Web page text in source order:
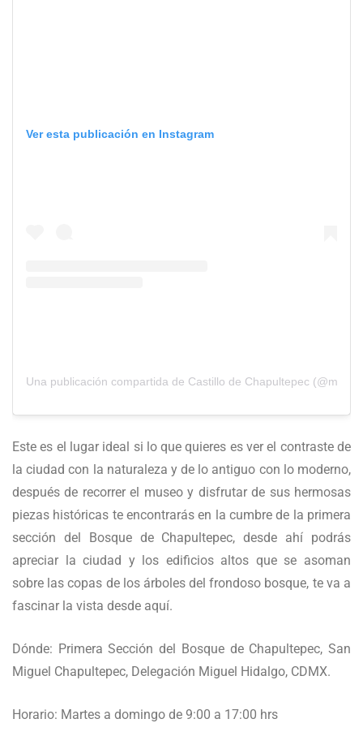
Ver esta publicación en Instagram
Una publicación compartida de Castillo de Chapultepec
Este es el lugar ideal si lo que quieres es ver el contraste de
la ciudad con la naturaleza y de lo antiguo con lo moderno,
después de recorrer el museo y disfrutar de sus hermosas
piezas históricas te encontrarás en la cumbre de la primera
sección del Bosque de Chapultepec, desde ahí podrás
apreciar la ciudad y los edificios altos que se asoman
sobre las copas de los árboles del frondoso bosque, te va a
fascinar la vista desde aquí.
Dónde: Primera Sección del Bosque de Chapultepec, San
Miguel Chapultepec, Delegación Miguel Hidalgo, CDMX.
Horario: Martes a domingo de 9:00 a 17:00 hrs